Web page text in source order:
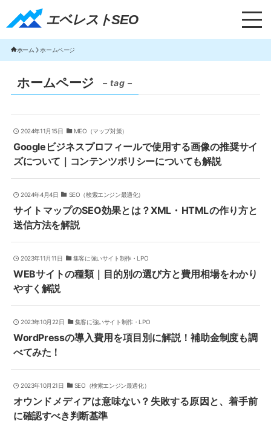
エベレストSEO
エベレストSEO｜TOP
ホーム ホームページ
ホームページ – tag –
2024年11月15日 MEO（マップ対策）
Googleビジネスプロフィールで使用する画像の推奨サイ
ズについて｜コンテンツポリシーについても解説
2024年4月4日 SEO（検索エンジン最適化）
サイトマップのSEO効果とは？XML・HTMLの作り方と
送信方法を解説
2023年11月11日 集客に強いサイト制作・LPO
WEBサイトの種類｜目的別の選び方と費用相場をわかり
やすく解説
2023年10月22日 集客に強いサイト制作・LPO
WordPressの導入費用を項目別に解説！補助金制度も調
べてみた！
2023年10月21日 SEO（検索エンジン最適化）
オウンドメディアは意味ない？失敗する原因と、着手前
に確認すべき判断基準